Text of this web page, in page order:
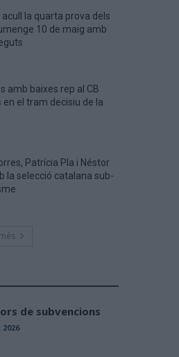
la quarta prova dels
10 de maig amb
amb baixes rep al CB
en el tram decisiu de la
Patrícia Pla i Néstor
la selecció catalana sub-
de subvencions